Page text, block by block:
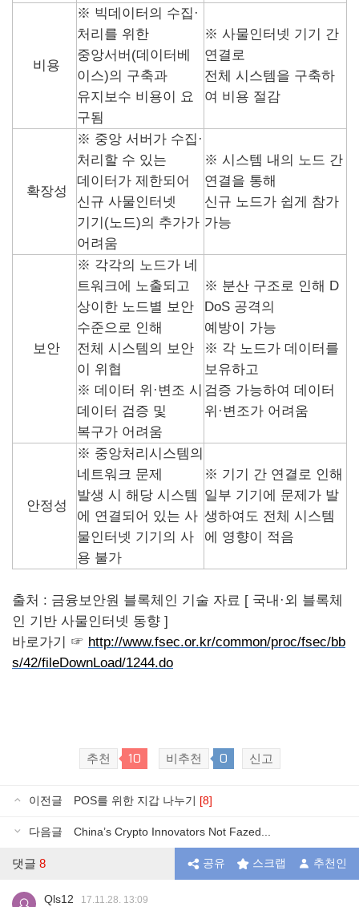
비용
※ 빅데이터의 수집·
처리를 위한
중앙서버(데이터베
이스)의 구축과
유지보수 비용이 요
구됨
※ 사물인터넷 기기 간
연결로
전체 시스템을 구축하
여 비용 절감
확장성
※ 중앙 서버가 수집·
처리할 수 있는
데이터가 제한되어
신규 사물인터넷
기기(노드)의 추가가
어려움
※ 시스템 내의 노드 간
연결을 통해
신규 노드가 쉽게 참가
가능
보안
※ 각각의 노드가 네
트워크에 노출되고
상이한 노드별 보안
수준으로 인해
전체 시스템의 보안
이 위협
※ 데이터 위·변조 시
데이터 검증 및
복구가 어려움
※ 분산 구조로 인해 D
DoS 공격의
예방이 가능
※ 각 노드가 데이터를
보유하고
검증 가능하여 데이터
위·변조가 어려움
안정성
※ 중앙처리시스템의
네트워크 문제
발생 시 해당 시스템
에 연결되어 있는 사
물인터넷 기기의 사
용 불가
※ 기기 간 연결로 인해
일부 기기에 문제가 발
생하여도 전체 시스템
에 영향이 적음
출처 : 금융보안원 블록체인 기술 자료 [ 국내·외 블록체
인 기반 사물인터넷 동향 ]
바로가기 ☞ http://www.fsec.or.kr/common/proc/fsec/bb
s/42/fileDownLoad/1244.do
추천 10 비추천 0 신고
이전글 POS를 위한 지갑 나누기 [8]
다음글 China’s Crypto Innovators Not Fazed...
댓글 8 공유 스크랩 추천인
Qls12 17.11.28. 13:09